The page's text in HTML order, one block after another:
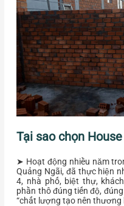
Tại sao chọn
➤ Hoạt động nhiều năm
Quảng Ngãi, đã thực hiện
4, nhà phố, biệt thự,
phần thô đúng tiến độ,
“chất lượng tạo nên thương